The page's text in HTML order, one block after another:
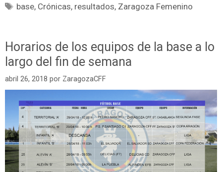
base, Crónicas, resultados, Zaragoza Femenino
Horarios de los equipos de la base a lo
largo del fin de semana
abril 26, 2018 por ZaragozaCFF